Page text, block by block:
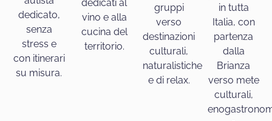
dedicato,
senza
stress e
con itinerari
su misura.
dedicati al
vino e alla
cucina del
territorio.
gruppi
verso
destinazioni
culturali,
naturalistiche
e di relax.
in tutta
Italia, con
partenza
dalla
Brianza
verso mete
culturali,